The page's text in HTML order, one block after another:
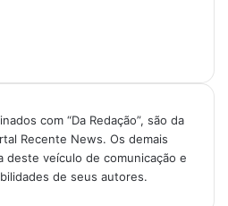
com “Da Redação”, são da
Recente News. Os demais
deste veículo de comunicação e
de seus autores.